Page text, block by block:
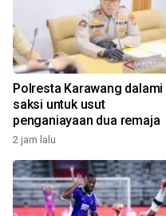
Polresta Karawang dalami
saksi untuk usut
penganiayaan dua remaja
2 jam lalu